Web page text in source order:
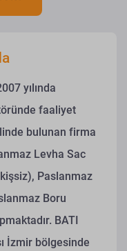
yılında
faaliyet
bulunan firma
Levha Sac
Paslanmaz
Boru
BATI
İzmir bölgesinde